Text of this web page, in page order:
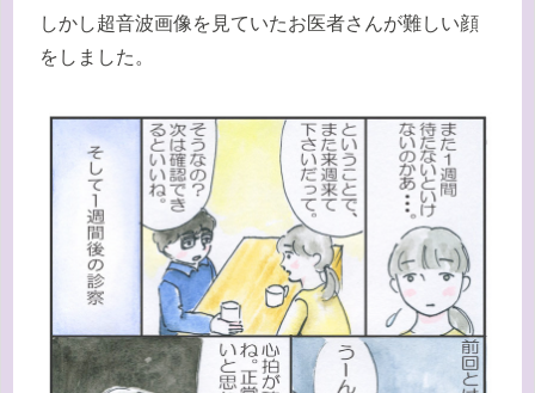
しかし超音波画像を見ていたお医者さんが難しい顔
をしました。